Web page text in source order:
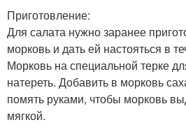
Приготовление:
Для салата нужно заранее
морковь и дать ей настояться в
Морковь на специальной терке
натереть. Добавить в морковь
помять руками, чтобы морковь
мягкой.